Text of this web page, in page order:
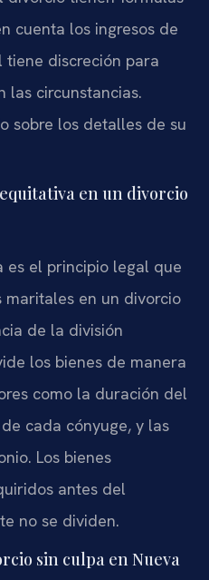
cuenta los ingresos de
tiene discreción para
las circunstancias.
sobre los detalles de su
en un divorcio
es el principio legal que
en un divorcio
de la división
los bienes de manera
como la duración del
cada cónyuge, y las
Los bienes
antes del
no se dividen.
sin culpa en Nueva